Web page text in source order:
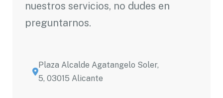
nuestros servicios, no dudes en
preguntarnos.
Plaza Alcalde Agatangelo Soler,
5, 03015 Alicante